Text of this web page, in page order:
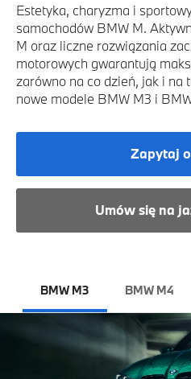
Estetyka, charyzma i
samochodów BMW M.
M oraz liczne rozwiązania
motorowych gwarantują
zarówno na co dzień, jak i na
nowe modele BMW M3 i
Zapytaj
Umów się na
BMW M3 BMW M4